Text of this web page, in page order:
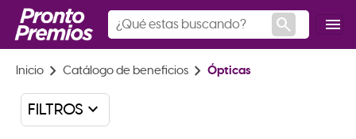
search menu
Iniciochevron_right Catálogo de beneficioschevron_right Ópticas
FILTROS keyboard_arrow_down